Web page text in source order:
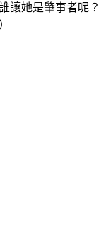
讓她是肇事者呢？